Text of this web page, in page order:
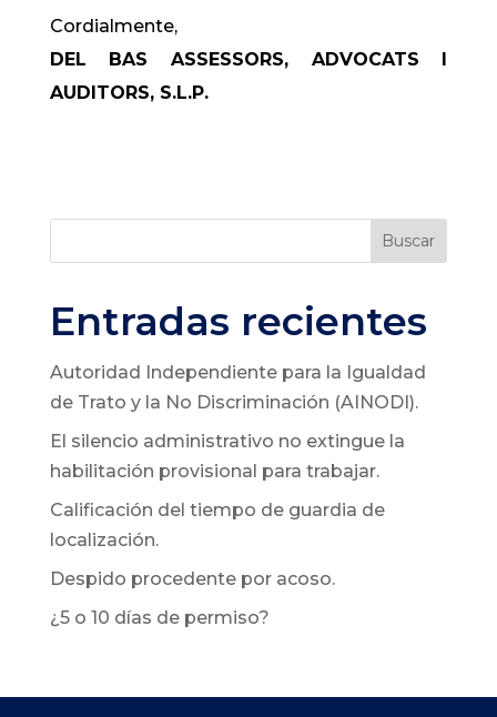
Cordialmente,
DEL BAS ASSESSORS, ADVOCATS I
AUDITORS, S.L.P.
Buscar
Entradas recientes
Autoridad Independiente para la Igualdad
de Trato y la No Discriminación (AINODI).
El silencio administrativo no extingue la
habilitación provisional para trabajar.
Calificación del tiempo de guardia de
localización.
Despido procedente por acoso.
¿5 o 10 días de permiso?